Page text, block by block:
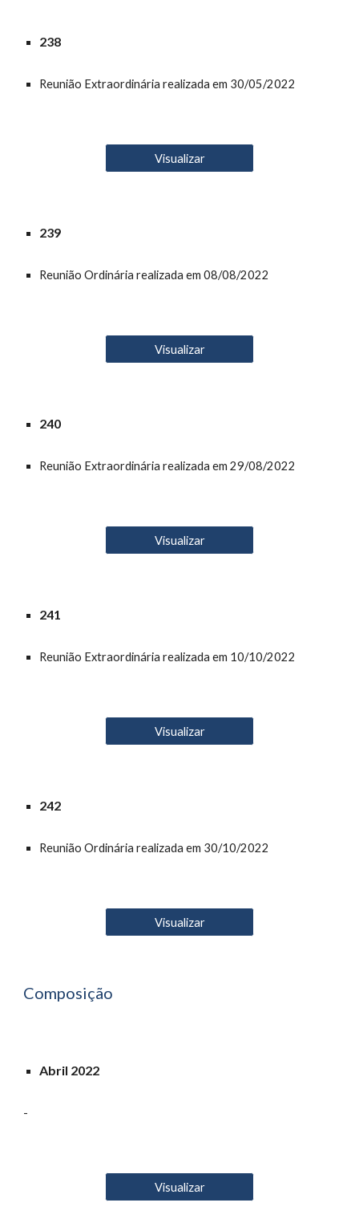
238
Reunião Extraordinária realizada em 30/05/2022
Visualizar
239
ReuniãoOrdinária realizada em 08/08/2022
Visualizar
240
Reunião Extraordinária realizada em 29/08/2022
Visualizar
241
Reunião Extraordinária realizada em 10/10/2022
Visualizar
242
ReuniãoOrdinária realizada em 30/10/2022
Visualizar
Composição
Abril 2022
-
Visualizar